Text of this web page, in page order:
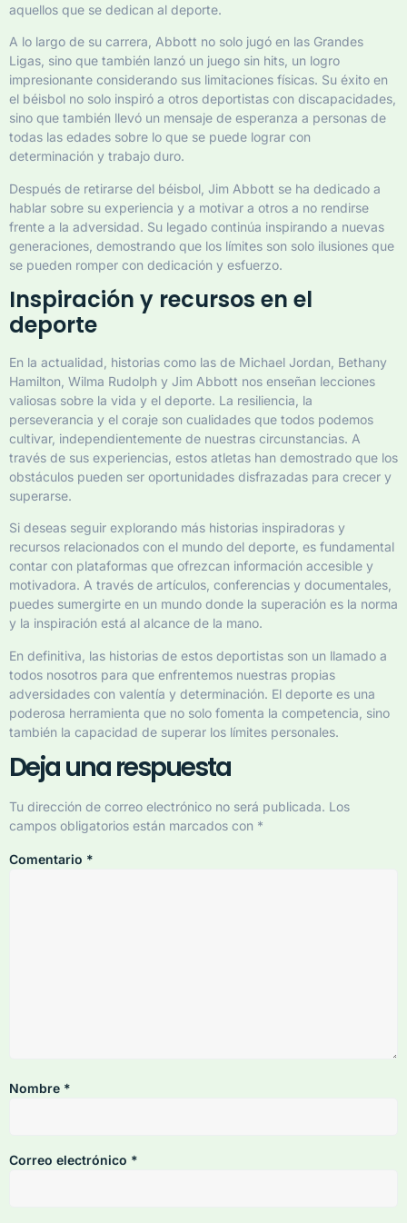
aquellos que se dedican al deporte.
A lo largo de su carrera, Abbott no solo jugó en las Grandes
Ligas, sino que también lanzó un juego sin hits, un logro
impresionante considerando sus limitaciones físicas. Su éxito en
el béisbol no solo inspiró a otros deportistas con discapacidades,
sino que también llevó un mensaje de esperanza a personas de
todas las edades sobre lo que se puede lograr con
determinación y trabajo duro.
Después de retirarse del béisbol, Jim Abbott se ha dedicado a
hablar sobre su experiencia y a motivar a otros a no rendirse
frente a la adversidad. Su legado continúa inspirando a nuevas
generaciones, demostrando que los límites son solo ilusiones que
se pueden romper con dedicación y esfuerzo.
Inspiración y recursos en el
deporte
En la actualidad, historias como las de Michael Jordan, Bethany
Hamilton, Wilma Rudolph y Jim Abbott nos enseñan lecciones
valiosas sobre la vida y el deporte. La resiliencia, la
perseverancia y el coraje son cualidades que todos podemos
cultivar, independientemente de nuestras circunstancias. A
través de sus experiencias, estos atletas han demostrado que los
obstáculos pueden ser oportunidades disfrazadas para crecer y
superarse.
Si deseas seguir explorando más historias inspiradoras y
recursos relacionados con el mundo del deporte, es fundamental
contar con plataformas que ofrezcan información accesible y
motivadora. A través de artículos, conferencias y documentales,
puedes sumergirte en un mundo donde la superación es la norma
y la inspiración está al alcance de la mano.
En definitiva, las historias de estos deportistas son un llamado a
todos nosotros para que enfrentemos nuestras propias
adversidades con valentía y determinación. El deporte es una
poderosa herramienta que no solo fomenta la competencia, sino
también la capacidad de superar los límites personales.
Deja una respuesta
Tu dirección de correo electrónico no será publicada. Los
campos obligatorios están marcados con *
Comentario *
Nombre *
Correo electrónico *